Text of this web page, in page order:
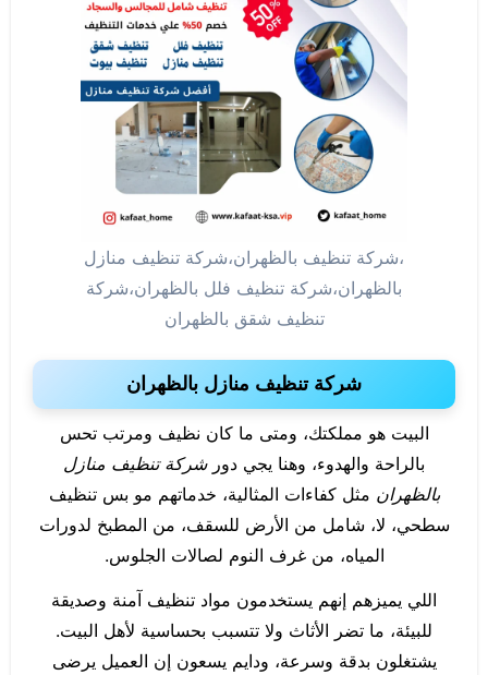
،شركة تنظيف بالظهران،شركة تنظيف منازل
بالظهران،شركة تنظيف فلل بالظهران،شركة
تنظيف شقق بالظهران
شركة تنظيف منازل بالظهران
البيت هو مملكتك، ومتى ما كان نظيف ومرتب تحس
بالراحة والهدوء، وهنا يجي دورشركة تنظيف منازل
بالظهران مثل كفاءات المثالية، خدماتهم مو بس تنظيف
سطحي، لا، شامل من الأرض للسقف، من المطبخ لدورات
المياه، من غرف النوم لصالات الجلوس.
اللي يميزهم إنهم يستخدمون مواد تنظيف آمنة وصديقة
للبيئة، ما تضر الأثاث ولا تتسبب بحساسية لأهل البيت.
يشتغلون بدقة وسرعة، ودايم يسعون إن العميل يرضى